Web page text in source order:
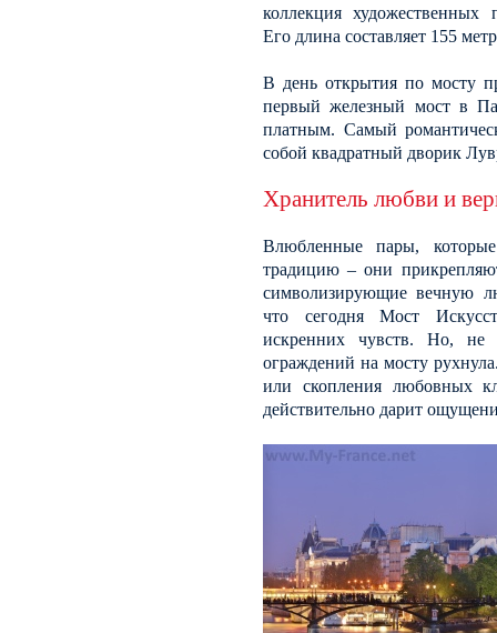
коллекция художественных
Его длина составляет 155
В день открытия по мосту
первый железный мост в
платным. Самый
собой квадратный дворик
Хранитель любви и
Влюбленные пары,
традицию – они
символизирующие вечную
что сегодня Мост
искренних чувств. Но, не
ограждений на мосту
или скопления любовных
действительно дарит